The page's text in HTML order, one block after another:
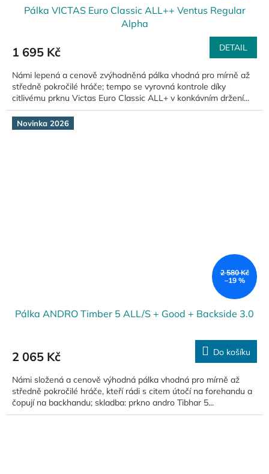
Pálka VICTAS Euro Classic ALL++ Ventus Regular
Alpha
1 695 Kč DETAIL
Námi lepená a cenově zvýhodněná pálka vhodná pro mírně až
středně pokročilé hráče; tempo se vyrovná kontrole díky
citlivému prknu Victas Euro Classic ALL+ v konkávním držení...
Novinka 2026
2 580 Kč
–19 %
Pálka ANDRO Timber 5 ALL/S + Good + Backside 3.0
2 065 Kč Do košíku
Námi složená a cenově výhodná pálka vhodná pro mírně až
středně pokročilé hráče, kteří rádi s citem útočí na forehandu a
čopují na backhandu; skladba: prkno andro Tibhar 5...